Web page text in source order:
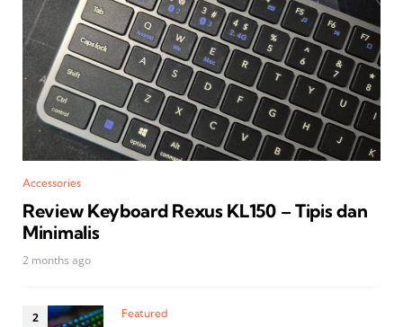
Accessories
Review Keyboard Rexus KL150 – Tipis dan
Minimalis
2 months ago
Featured